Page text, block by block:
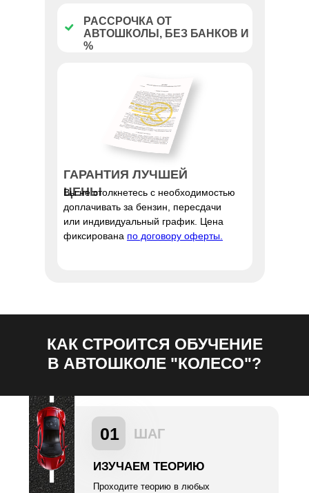
РАССРОЧКА ОТ
АВТОШКОЛЫ, БЕЗ БАНКОВ И
%
ГАРАНТИЯ ЛУЧШЕЙ
ЦЕНЫ
Вы не столкнетесь с необходимостью
доплачивать за бензин, пересдачи
или индивидуальный график. Цена
фиксирована по договору оферты.
КАК СТРОИТСЯ ОБУЧЕНИЕ
В АВТОШКОЛЕ "КОЛЕСО"?
Проходите теорию в любых
ИЗУЧАЕМ ТЕОРИЮ
ШАГ
01